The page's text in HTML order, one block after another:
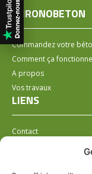
CHRONOBETON
Commandez votre
Comment ça
A propos
Vos travaux
LIENS
Contact